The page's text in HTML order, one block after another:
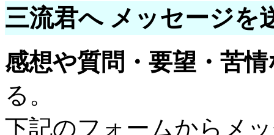
三流君へ メッセージを
感想や質問・要望・苦
る。
下記のフォームからメ